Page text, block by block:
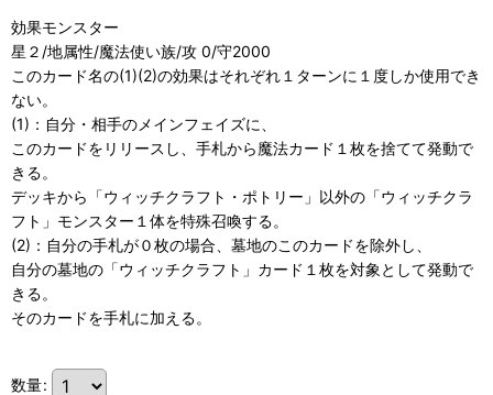
効果モンスター
星２/地属性/魔法使い族/攻 0/守2000
このカード名の(1)(2)の効果はそれぞれ１ターンに１度しか使用でき
ない。
(1)：自分・相手のメインフェイズに、
このカードをリリースし、手札から魔法カード１枚を捨てて発動で
きる。
デッキから「ウィッチクラフト・ポトリー」以外の「ウィッチクラ
フト」モンスター１体を特殊召喚する。
(2)：自分の手札が０枚の場合、墓地のこのカードを除外し、
自分の墓地の「ウィッチクラフト」カード１枚を対象として発動で
きる。
そのカードを手札に加える。
数量: